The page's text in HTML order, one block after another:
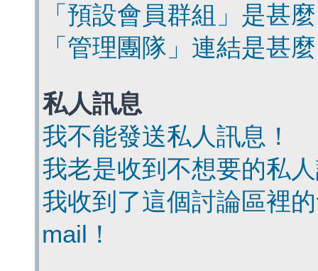
「預設會員群組」是甚
「管理團隊」連結是甚
私人訊息
我不能發送私人訊息！
我老是收到不想要的私
我收到了這個討論區裡
mail！